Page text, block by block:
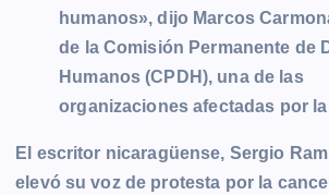
humanos», dijo Marcos
de la Comisión Permanente de
Humanos (CPDH), una de las
organizaciones afectadas por
El escritor nicaragüense, Sergio
elevó su voz de protesta por la